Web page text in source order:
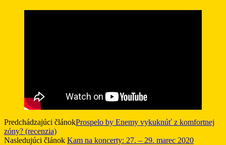
Predchádzajúci článokProspelo by Enemy vykuknúť z komfortnej
zóny? (recenzia)
Nasledujúci článok Kam na koncerty: 27. – 29. marec 2020